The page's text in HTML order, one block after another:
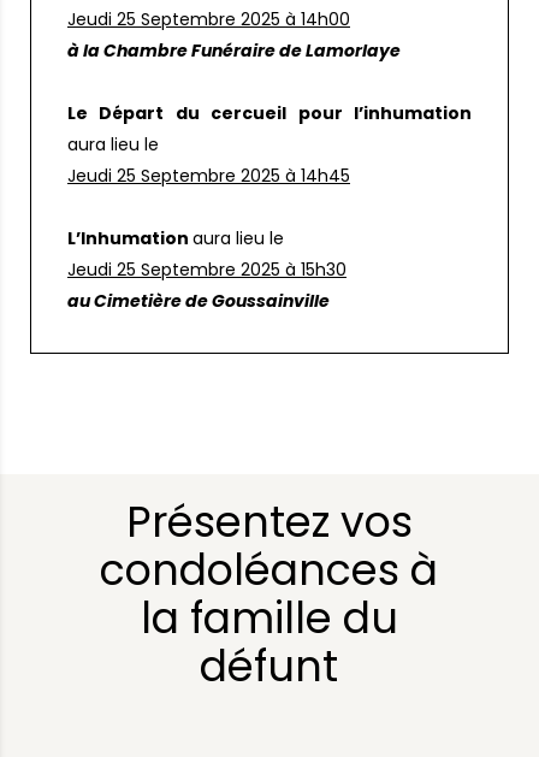
Jeudi 25 Septembre 2025 à 14h00
à la Chambre Funéraire de Lamorlaye
Le Départ du cercueil pour l’inhumation
aura lieu le
Jeudi 25 Septembre 2025 à 14h45
L’Inhumation aura lieu le
Jeudi 25 Septembre 2025 à 15h30
au Cimetière de Goussainville
Présentez vos
condoléances à
la famille du
défunt